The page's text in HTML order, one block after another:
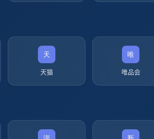
天猫 唯品会